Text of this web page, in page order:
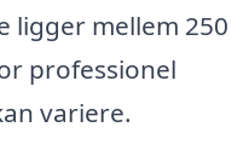
ligger mellem 250
professionel
variere.